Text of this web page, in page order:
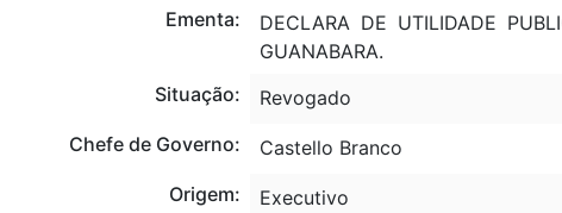
Ementa:
DECLARA DE UTILIDADE
GUANABARA.
Situação:
Revogado
Chefe de Governo:
Castello Branco
Origem:
Executivo